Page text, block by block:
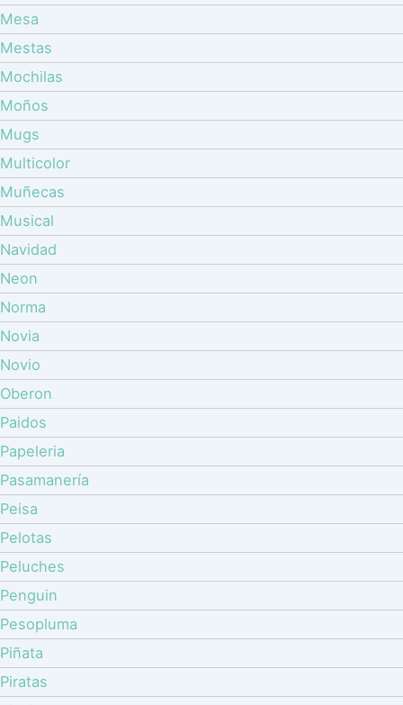
Mesa
Mestas
Mochilas
Moños
Mugs
Multicolor
Muñecas
Musical
Navidad
Neon
Norma
Novia
Novio
Oberon
Paidos
Papeleria
Pasamanería
Peisa
Pelotas
Peluches
Penguin
Pesopluma
Piñata
Piratas